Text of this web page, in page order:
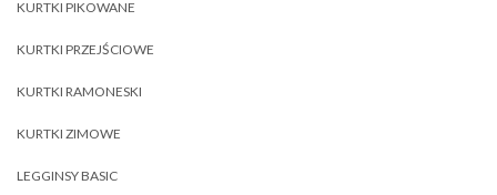
KURTKI PIKOWANE
KURTKI PRZEJŚCIOWE
KURTKI RAMONESKI
KURTKI ZIMOWE
LEGGINSY BASIC